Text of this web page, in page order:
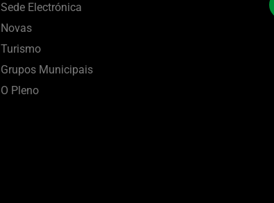
Sede Electrónica
Novas
Turismo
Grupos Municipais
O Pleno